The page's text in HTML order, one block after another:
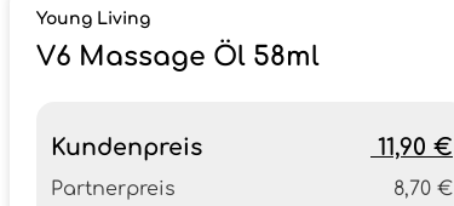
Young Living
V6 Massage Öl 58ml
Kundenpreis 11,90 €
Partnerpreis 8,70 €